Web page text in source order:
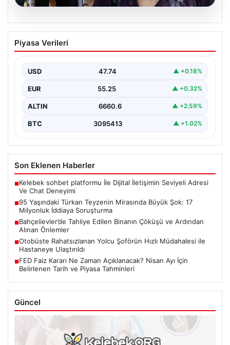
95 Yaşındaki Türkan Teyzenin
Mirasında Büyük Şok: 17 Milyonluk
Adana’da yaşayan 95 yaşındaki Türkan İşbilir, hayatının
Piyasa Verileri
USD 47.74 ▲ +0.18%
EUR 55.25 ▲ +0.32%
ALTIN 6660.6 ▲ +2.59%
BTC 3095413 ▲ +1.02%
Son Eklenen Haberler
■Kelebek sohbet platformu İle Dijital İletişimin Seviyeli Adresi
Ve Chat Deneyimi
■95 Yaşındaki Türkan Teyzenin Mirasında Büyük Şok: 17
Milyonluk İddiaya Soruşturma
■Bahçelievler’de Tahliye Edilen Binanın Çöküşü ve Ardından
Alınan Önlemler
■Otobüste Rahatsızlanan Yolcu Şoförün Hızlı Müdahalesi ile
Hastaneye Ulaştırıldı
■FED Faiz Kararı Ne Zaman Açıklanacak? Nisan Ayı İçin
Belirlenen Tarih ve Piyasa Tahminleri
Güncel